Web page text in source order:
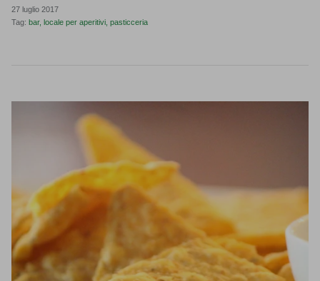
27 luglio 2017
Tag: bar locale per aperitivi pasticceria